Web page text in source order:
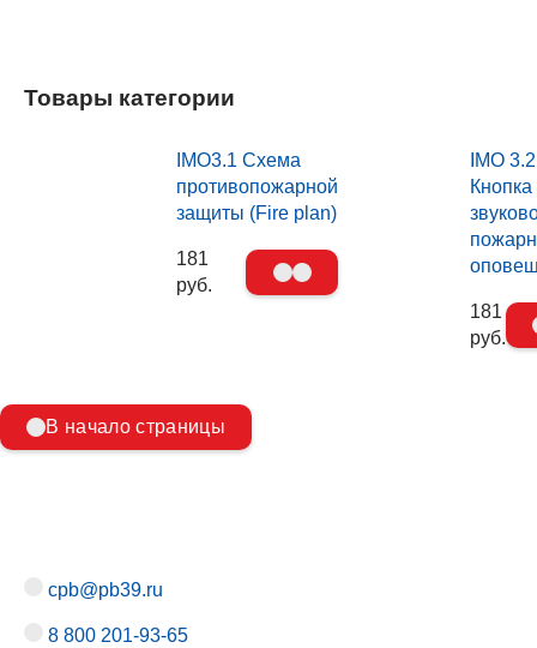
Товары категории
IMO3.1 Схема
противопожарной
защиты (Fire plan)
181
руб.
IMO 3.2
Кнопка
181
руб.
В начало страницы
cpb@pb39.ru
8 800 201-93-65